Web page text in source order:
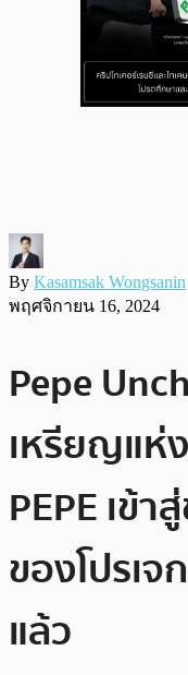
By Kasamsak Wongsanin
พฤศจิกายน 16, 2024
Pepe
เหรียญแห่
PEPE เข้
ของโปรเจ
แล้ว